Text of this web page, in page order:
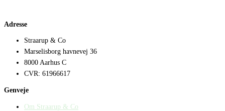
Adresse
Straarup & Co
Marselisborg havnevej 36
8000 Aarhus C
CVR: 61966617
Genveje
Om Straarup & Co